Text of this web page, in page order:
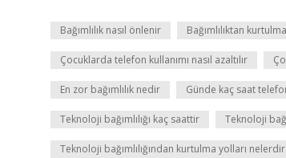
Bağımlılık nasıl önlenir Bağımlılıktan
Çocuklarda telefon kullanımı nasıl azaltılır
En zor bağımlılık nedir Günde kaç saat
Teknoloji bağımlılığı kaç saattir Teknoloji
Teknoloji bağımlılığından kurtulma yolları nelerdir